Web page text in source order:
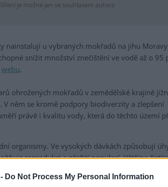
Do Not Process My Personal Information
je možné jen se souhlasem autora
nainstalují u vybraných mokřadů na jihu
snížit množství znečištění ve vodě až o 95
webu.
ohrožených mokřadů v zemědělské krajině
V něm se kromě podpory biodiverzity a zlepšení
právě i kvalitu vody, která do těchto území
organismy. Ve vysokých dávkách způsobují
reprodukci a přežití populací. Většina
odstranit. Instalací biofiltrů můžeme výrazně
území," uvedla vedoucí projektu z